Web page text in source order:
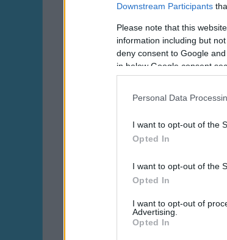
Downstream Participants
Please note that this
information including but
deny consent to Google
in below Google consent
Personal Data
I want to opt-out of the
Opted In
I want to opt-out of the
Opted In
I want to opt-out of
Advertising.
Opted In